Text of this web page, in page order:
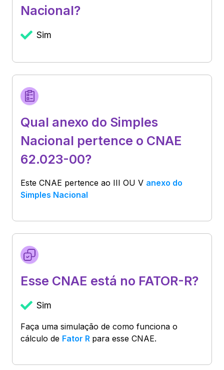
Nacional?
Sim
Qual anexo do Simples
Nacional pertence o CNAE
62.023-00?
Este CNAE pertence ao III OU V anexo do
Simples Nacional
Esse CNAE está no FATOR-R?
Sim
Faça uma simulação de como funciona o
cálculo de Fator R para esse CNAE.